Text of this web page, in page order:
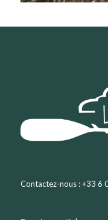
Contactez-nous : +33 6